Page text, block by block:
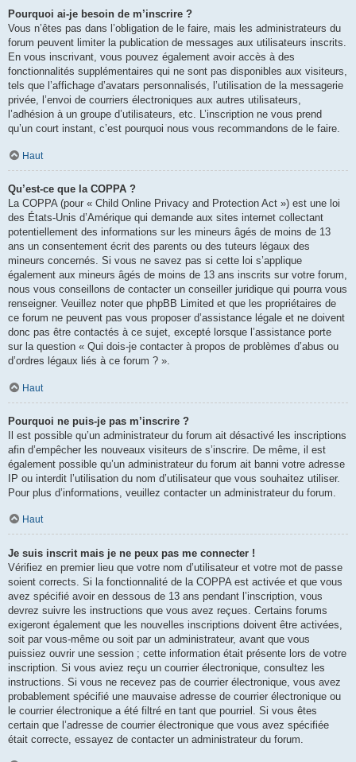
Pourquoi ai-je besoin de m’inscrire ?
Vous n’êtes pas dans l’obligation de le faire, mais les administrateurs du
forum peuvent limiter la publication de messages aux utilisateurs inscrits.
En vous inscrivant, vous pouvez également avoir accès à des
fonctionnalités supplémentaires qui ne sont pas disponibles aux visiteurs,
tels que l’affichage d’avatars personnalisés, l’utilisation de la messagerie
privée, l’envoi de courriers électroniques aux autres utilisateurs,
l’adhésion à un groupe d’utilisateurs, etc. L’inscription ne vous prend
qu’un court instant, c’est pourquoi nous vous recommandons de le faire.
Haut
Qu’est-ce que la COPPA ?
La COPPA (pour « Child Online Privacy and Protection Act ») est une loi
des États-Unis d’Amérique qui demande aux sites internet collectant
potentiellement des informations sur les mineurs âgés de moins de 13
ans un consentement écrit des parents ou des tuteurs légaux des
mineurs concernés. Si vous ne savez pas si cette loi s’applique
également aux mineurs âgés de moins de 13 ans inscrits sur votre forum,
nous vous conseillons de contacter un conseiller juridique qui pourra vous
renseigner. Veuillez noter que phpBB Limited et que les propriétaires de
ce forum ne peuvent pas vous proposer d’assistance légale et ne doivent
donc pas être contactés à ce sujet, excepté lorsque l’assistance porte
sur la question « Qui dois-je contacter à propos de problèmes d’abus ou
d’ordres légaux liés à ce forum ? ».
Haut
Pourquoi ne puis-je pas m’inscrire ?
Il est possible qu’un administrateur du forum ait désactivé les inscriptions
afin d’empêcher les nouveaux visiteurs de s’inscrire. De même, il est
également possible qu’un administrateur du forum ait banni votre adresse
IP ou interdit l’utilisation du nom d’utilisateur que vous souhaitez utiliser.
Pour plus d’informations, veuillez contacter un administrateur du forum.
Haut
Je suis inscrit mais je ne peux pas me connecter !
Vérifiez en premier lieu que votre nom d’utilisateur et votre mot de passe
soient corrects. Si la fonctionnalité de la COPPA est activée et que vous
avez spécifié avoir en dessous de 13 ans pendant l’inscription, vous
devrez suivre les instructions que vous avez reçues. Certains forums
exigeront également que les nouvelles inscriptions doivent être activées,
soit par vous-même ou soit par un administrateur, avant que vous
puissiez ouvrir une session ; cette information était présente lors de votre
inscription. Si vous aviez reçu un courrier électronique, consultez les
instructions. Si vous ne recevez pas de courrier électronique, vous avez
probablement spécifié une mauvaise adresse de courrier électronique ou
le courrier électronique a été filtré en tant que pourriel. Si vous êtes
certain que l’adresse de courrier électronique que vous avez spécifiée
était correcte, essayez de contacter un administrateur du forum.